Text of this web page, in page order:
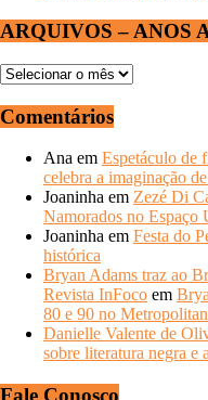
ARQUIVOS – ANOS
ARQUIVOS
ANOS
ANTERIORES
Comentários
Ana em Espetáculo de
celebra a imaginação
Joaninha em Zezé Di
Namorados no Espaço
Joaninha em Festa do
histórica
Bryan Adams traz ao
Revista InFoco em
80 e 90 no Metropolitan
Danielle Valente de
sobre literatura negra e
Fale Conosco